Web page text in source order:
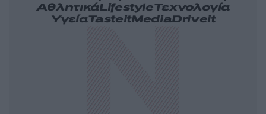
ΑθλητικάLifestyleΤεχνολογία
ΥγείαTasteitMediaDriveit